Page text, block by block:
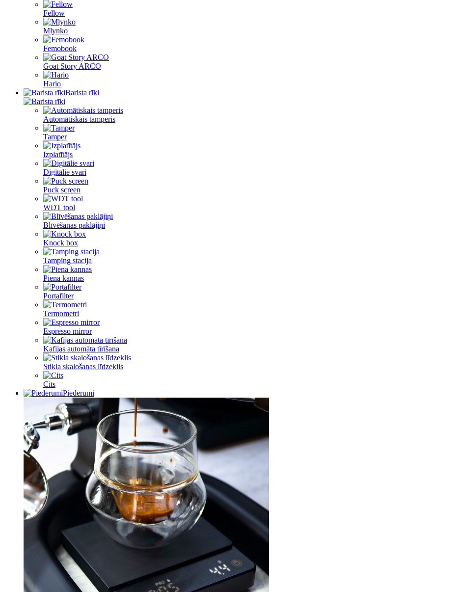
Fellow
Mlynko
Femobook
Goat Story ARCO
Hario
Barista rīki
Automātiskais tamperis
Tamper
Izplatītājs
Digitālie svari
Puck screen
WDT tool
Blīvēšanas paklājiņi
Knock box
Tamping stacija
Piena kannas
Portafilter
Termometri
Espresso mirror
Kafijas automāta tīrīšana
Stikla skalošanas līdzeklis
Cits
Piederumi